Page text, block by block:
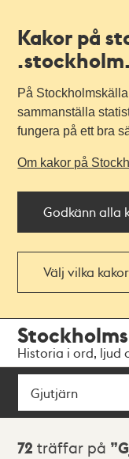
Kakor på
På
sammanställa
fungera på ett bra
Om kakor på
Godkänn alla
Välj vilka
navigationen
huvudinnehållet
Historia i ord, ljud
Sök
Sökresultat
72 träffar på